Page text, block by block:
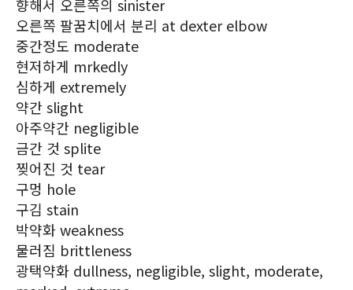
향해서 오른쪽의 sinister
오른쪽 팔꿈치에서 분리 at dexter elbow
중간정도 moderate
현저하게 mrkedly
심하게 extremely
약간 slight
아주약간 negligible
금간 것 splite
찢어진 것 tear
구멍 hole
구김 stain
박약화 weakness
물러짐 brittleness
광택약화 dullness, negligible, slight, moderate,